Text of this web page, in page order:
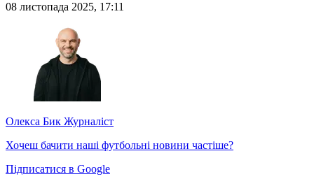
08 листопада 2025, 17:11
Олекса Бик Журналіст
Хочеш бачити наші футбольні новини частіше?
Підписатися в Google